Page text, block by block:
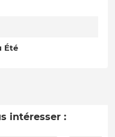
Été
intéresser :